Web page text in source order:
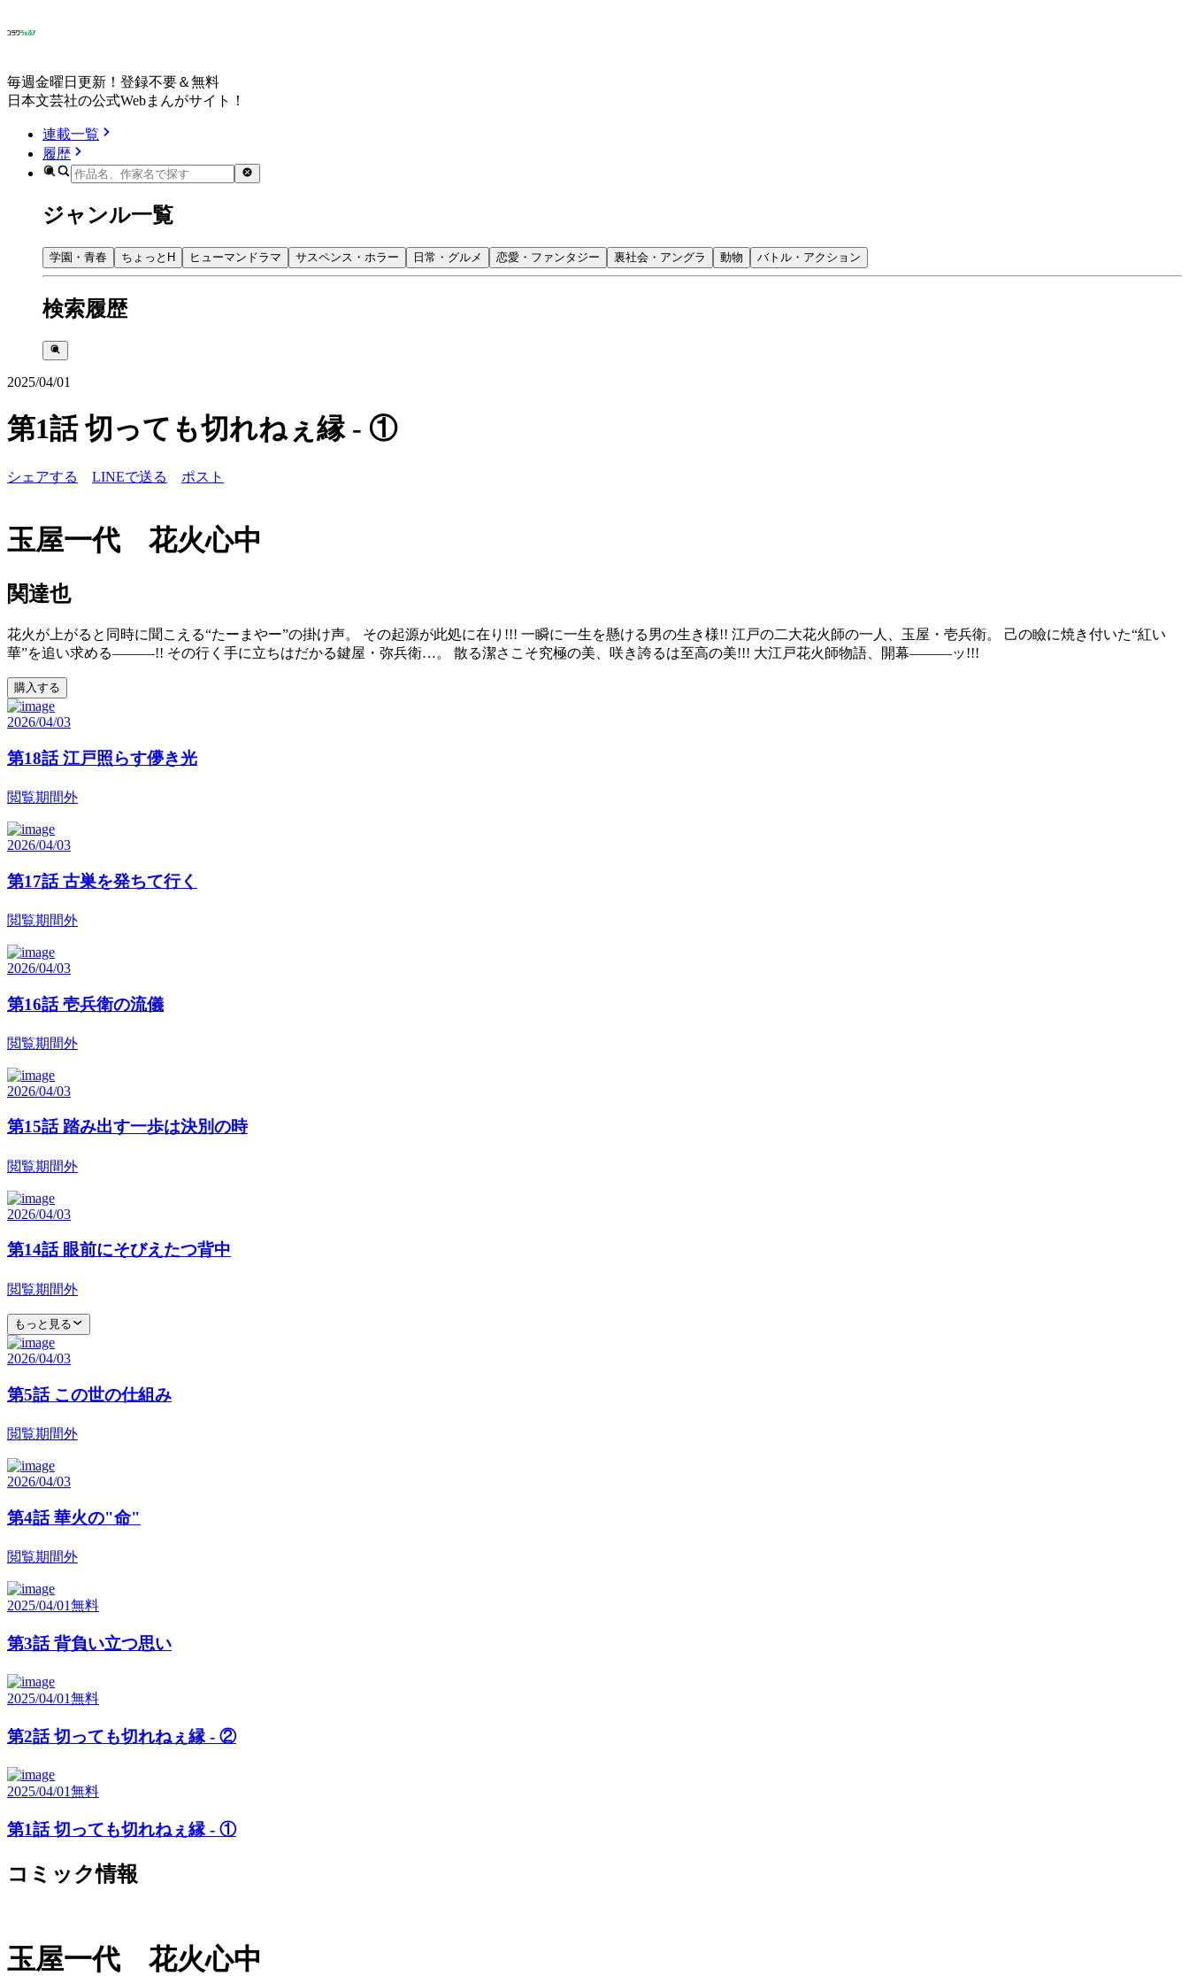
毎週金曜日更新！登録不要＆無料
日本文芸社の公式Webまんがサイト！
連載一覧
履歴
ジャンル一覧
学園・青春 ちょっとH ヒューマンドラマ サスペンス・ホラー 日常・グルメ 恋愛・ファンタジー 裏社会・アングラ 動物 バトル・アクション
検索履歴
2025/04/01
第1話 切っても切れねぇ縁 - ①
シェアする LINEで送る ポスト
玉屋一代 花火心中
関達也
花火が上がると同時に聞こえる“たーまやー”の掛け声。 その起源が此処に在り!!! 一瞬に一生を懸ける男の生き様!! 江戸の二大花火師の一人、玉屋・壱兵衛。 己の瞼に焼き付いた“紅い
華”を追い求める―――!! その行く手に立ちはだかる鍵屋・弥兵衛…。 散る潔さこそ究極の美、咲き誇るは至高の美!!! 大江戸花火師物語、開幕―――ッ!!!
購入する
2026/04/03
第18話 江戸照らす儚き光
閲覧期間外
2026/04/03
第17話 古巣を発ちて行く
閲覧期間外
2026/04/03
第16話 壱兵衛の流儀
閲覧期間外
2026/04/03
第15話 踏み出す一歩は決別の時
閲覧期間外
2026/04/03
第14話 眼前にそびえたつ背中
閲覧期間外
もっと見る
2026/04/03
第5話 この世の仕組み
閲覧期間外
2026/04/03
第4話 華火の"命"
閲覧期間外
2025/04/01無料
第3話 背負い立つ思い
2025/04/01無料
第2話 切っても切れねぇ縁 - ②
2025/04/01無料
第1話 切っても切れねぇ縁 - ①
コミック情報
玉屋一代 花火心中